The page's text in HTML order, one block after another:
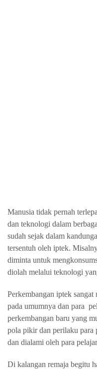
Manusia tidak pernah
dan teknologi dalam
sudah sejak dalam
tersentuh oleh iptek.
diminta untuk
diolah melalui teknologi
Perkembangan iptek
pada umumnya dan para
perkembangan baru yang
pola pikir dan perilaku para
dan dialami oleh para
Di kalangan remaja begitu